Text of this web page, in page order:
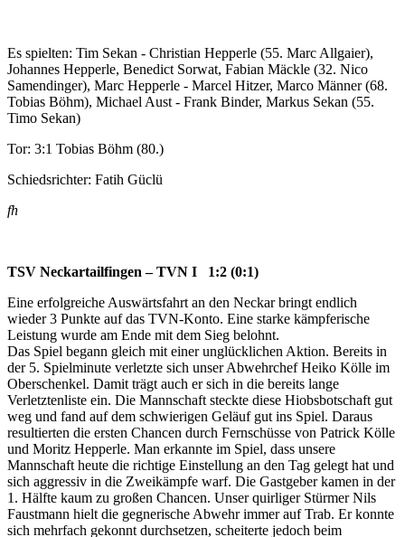
Es spielten: Tim Sekan - Christian Hepperle (55. Marc Allgaier),
Johannes Hepperle, Benedict Sorwat, Fabian Mäckle (32. Nico
Samendinger), Marc Hepperle - Marcel Hitzer, Marco Männer (68.
Tobias Böhm), Michael Aust - Frank Binder, Markus Sekan (55.
Timo Sekan)
Tor: 3:1 Tobias Böhm (80.)
Schiedsrichter: Fatih Güclü
fh
TSV Neckartailfingen – TVN I 1:2 (0:1)
Eine erfolgreiche Auswärtsfahrt an den Neckar bringt endlich
wieder 3 Punkte auf das TVN-Konto. Eine starke kämpferische
Leistung wurde am Ende mit dem Sieg belohnt.
Das Spiel begann gleich mit einer unglücklichen Aktion. Bereits in
der 5. Spielminute verletzte sich unser Abwehrchef Heiko Kölle im
Oberschenkel. Damit trägt auch er sich in die bereits lange
Verletztenliste ein. Die Mannschaft steckte diese Hiobsbotschaft gut
weg und fand auf dem schwierigen Geläuf gut ins Spiel. Daraus
resultierten die ersten Chancen durch Fernschüsse von Patrick Kölle
und Moritz Hepperle. Man erkannte im Spiel, dass unsere
Mannschaft heute die richtige Einstellung an den Tag gelegt hat und
sich aggressiv in die Zweikämpfe warf. Die Gastgeber kamen in der
1. Hälfte kaum zu großen Chancen. Unser quirliger Stürmer Nils
Faustmann hielt die gegnerische Abwehr immer auf Trab. Er konnte
sich mehrfach gekonnt durchsetzen, scheiterte jedoch beim